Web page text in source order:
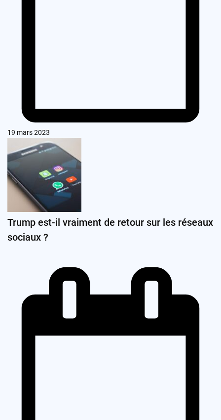
19 mars 2023
Trump est-il vraiment de retour sur les réseaux
sociaux ?